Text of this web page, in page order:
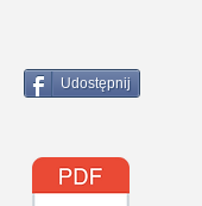
Udostępnij